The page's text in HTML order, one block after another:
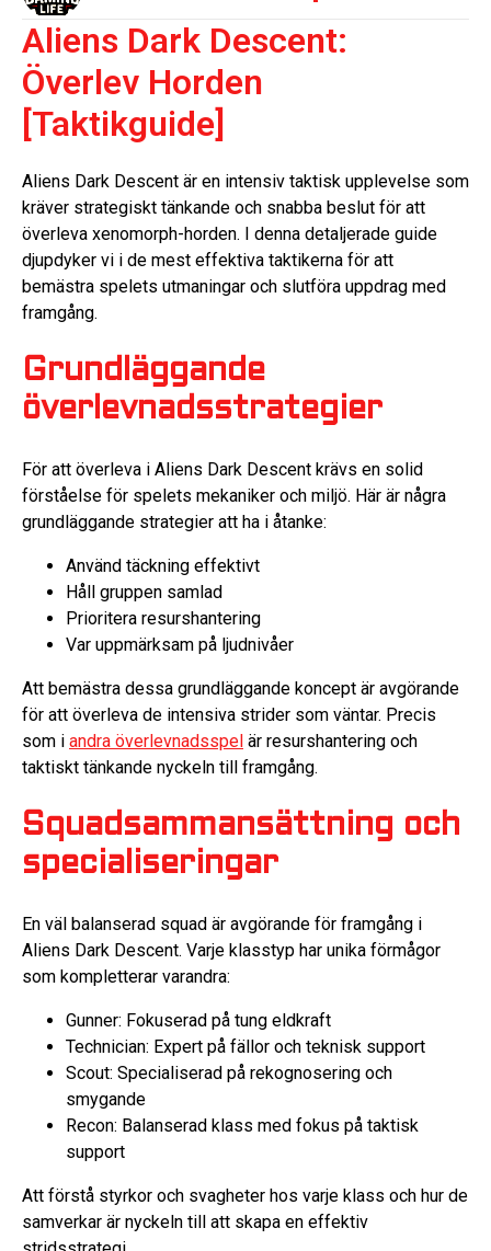
Aliens Dark Descent:
Överlev Horden
[Taktikguide]
Aliens Dark Descent är en intensiv taktisk upplevelse som
kräver strategiskt tänkande och snabba beslut för att
överleva xenomorph-horden. I denna detaljerade guide
djupdyker vi i de mest effektiva taktikerna för att
bemästra spelets utmaningar och slutföra uppdrag med
framgång.
Grundläggande
överlevnadsstrategier
För att överleva i Aliens Dark Descent krävs en solid
förståelse för spelets mekaniker och miljö. Här är några
grundläggande strategier att ha i åtanke:
Använd täckning effektivt
Håll gruppen samlad
Prioritera resurshantering
Var uppmärksam på ljudnivåer
Att bemästra dessa grundläggande koncept är avgörande
för att överleva de intensiva strider som väntar. Precis
som i andra överlevnadsspel är resurshantering och
taktiskt tänkande nyckeln till framgång.
Squadsammansättning och
specialiseringar
En väl balanserad squad är avgörande för framgång i
Aliens Dark Descent. Varje klasstyp har unika förmågor
som kompletterar varandra:
Gunner: Fokuserad på tung eldkraft
Technician: Expert på fällor och teknisk support
Scout: Specialiserad på rekognosering och
smygande
Recon: Balanserad klass med fokus på taktisk
support
Att förstå styrkor och svagheter hos varje klass och hur de
samverkar är nyckeln till att skapa en effektiv